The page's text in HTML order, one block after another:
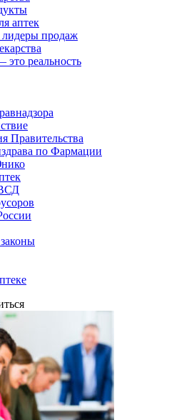
аптек
продаж
реальность
Правительства
по Фармации